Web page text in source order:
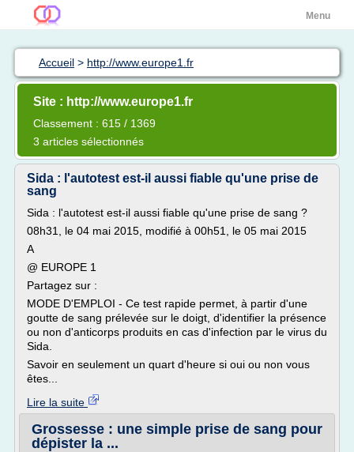
Menu
Accueil > http://www.europe1.fr
Site : http://www.europe1.fr
Classement : 615 / 1369
3 articles sélectionnés
Sida : l'autotest est-il aussi fiable qu'une prise de
sang
Sida : l'autotest est-il aussi fiable qu'une prise de sang ?
08h31, le 04 mai 2015, modifié à 00h51, le 05 mai 2015
A
@ EUROPE 1
Partagez sur :
MODE D'EMPLOI - Ce test rapide permet, à partir d'une
goutte de sang prélevée sur le doigt, d'identifier la présence
ou non d'anticorps produits en cas d'infection par le virus du
Sida.
Savoir en seulement un quart d'heure si oui ou non vous
êtes...
Lire la suite
Grossesse : une simple prise de sang pour
dépister la ...